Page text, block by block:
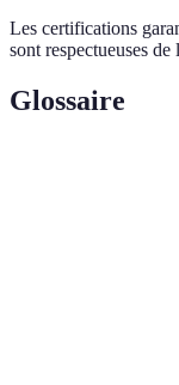
Les certifications
sont respectueuses
Glossaire